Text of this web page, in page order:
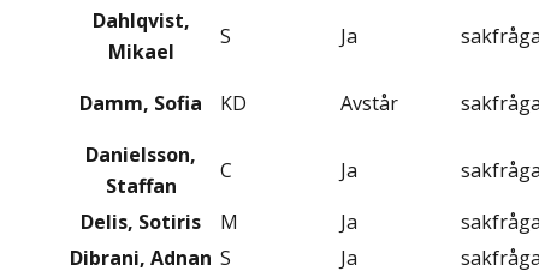
Dahlqvist,
Mikael
S Ja
Damm, Sofia KD Avstår
Danielsson,
Staffan
C Ja
Delis, Sotiris
M Ja
Dibrani, Adnan S Ja